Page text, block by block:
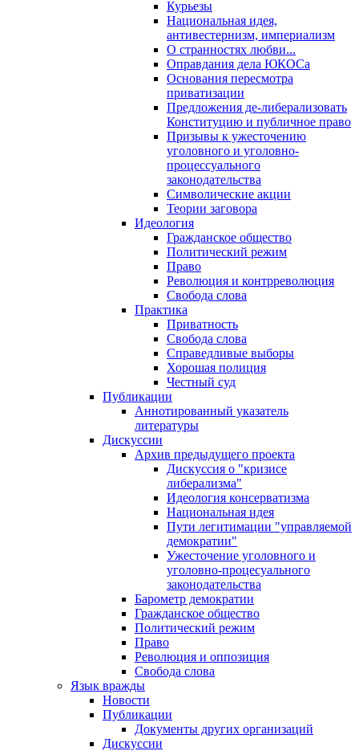
Курьезы
Национальная идея,
антивестернизм, империализм
О странностях любви...
Оправдания дела ЮКОСа
Основания пересмотра
приватизации
Предложения де-либерализовать
Конституцию и публичное право
Призывы к ужесточению
уголовного и уголовно-
процессуального
законодательства
Символические акции
Теории заговора
Идеология
Гражданское общество
Политический режим
Право
Революция и контрреволюция
Свобода слова
Практика
Приватность
Свобода слова
Справедливые выборы
Хорошая полиция
Честный суд
Публикации
Аннотированный указатель
литературы
Дискуссии
Архив предыдущего проекта
Дискуссия о "кризисе
либерализма"
Идеология консерватизма
Национальная идея
Пути легитимации "управляемой
демократии"
Ужесточение уголовного и
уголовно-процесуального
законодательства
Барометр демократии
Гражданское общество
Политический режим
Право
Революция и оппозиция
Свобода слова
Язык вражды
Новости
Публикации
Документы других организаций
Дискуссии